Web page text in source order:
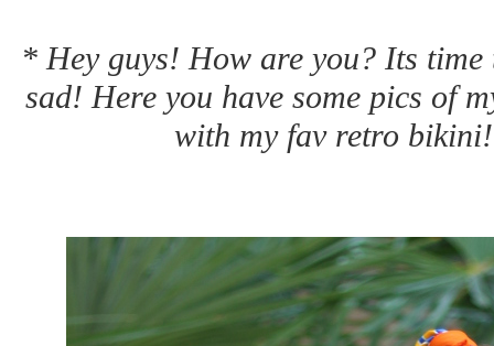
* Hey guys! How are you? Its time
sad! Here you have some pics of
with my fav retro